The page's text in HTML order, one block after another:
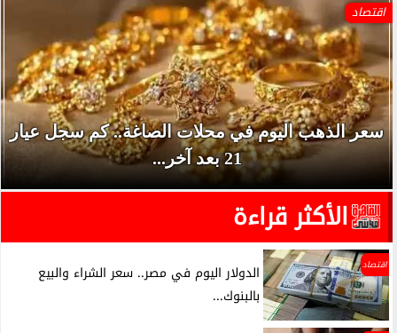
اقتصاد
سعر الذهب اليوم في محلات الصاغة.. كم سجل عيار
21 بعد آخر...
الأكثر قراءة
اقتصاد
الدولار اليوم في مصر.. سعر الشراء والبيع
بالبنوك...